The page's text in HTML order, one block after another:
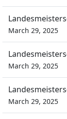
March 29, 2025
March 29, 2025
March 29, 2025